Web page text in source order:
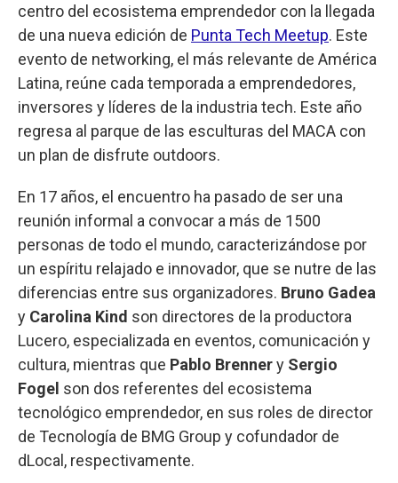
centro del ecosistema emprendedor con la llegada
de una nueva edición de Punta Tech Meetup. Este
evento de networking, el más relevante de América
Latina, reúne cada temporada a emprendedores,
inversores y líderes de la industria tech. Este año
regresa al parque de las esculturas del MACA con
un plan de disfrute outdoors.
En 17 años, el encuentro ha pasado de ser una
reunión informal a convocar a más de 1500
personas de todo el mundo, caracterizándose por
un espíritu relajado e innovador, que se nutre de las
diferencias entre sus organizadores. Bruno Gadea
y Carolina Kind son directores de la productora
Lucero, especializada en eventos, comunicación y
cultura, mientras que Pablo Brennery Sergio
Fogel son dos referentes del ecosistema
tecnológico emprendedor, en sus roles de director
de Tecnología de BMG Group y cofundador de
dLocal, respectivamente.